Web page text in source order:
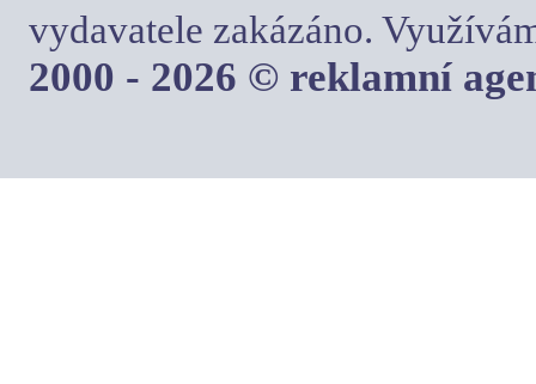
vydavatele zakázáno.
2000 - 2026 © reklamní